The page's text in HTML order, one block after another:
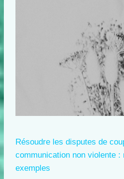
Résoudre les disputes de
communication non violente :
exemples